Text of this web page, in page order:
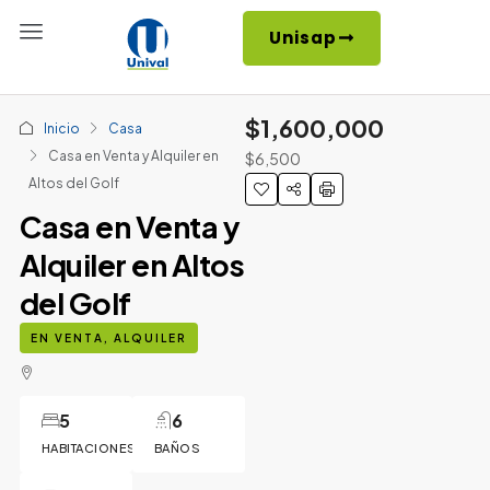
Unisap
Inicio
Casa
Casa en Venta y Alquiler en
Altos del Golf
Casa en Venta y
Alquiler en Altos
del Golf
EN VENTA, ALQUILER
HABITACIONES
5
BAÑOS
6
$1,600,000
$6,500